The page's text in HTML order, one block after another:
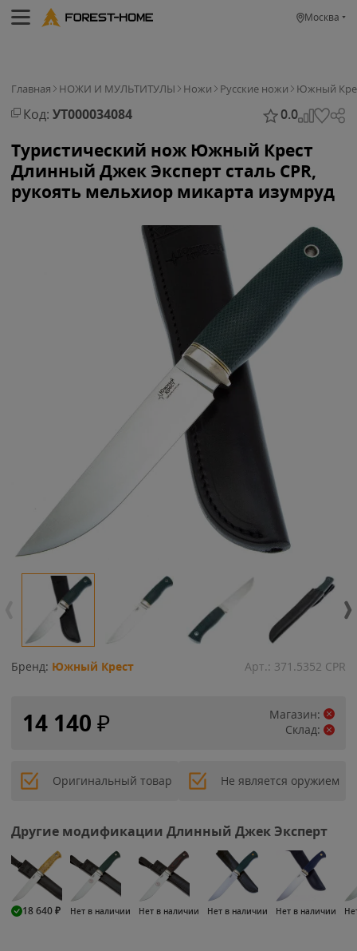
Москва
Главная НОЖИ И МУЛЬТИТУЛЫ Ножи Русские ножи Южный
Код: УТ000034084 0.0
Туристический нож Южный Крест
Длинный Джек Эксперт сталь CPR,
рукоять мельхиор микарта изумруд
Бренд: Южный Крест Арт.: 371.5352 CPR
14 140 ₽
Магазин:
Склад:
Оригинальный товар Не является оружием
Другие модификации Длинный Джек Эксперт
18 640₽ Нет в наличии Нет в наличии Нет в наличии Нет в наличии